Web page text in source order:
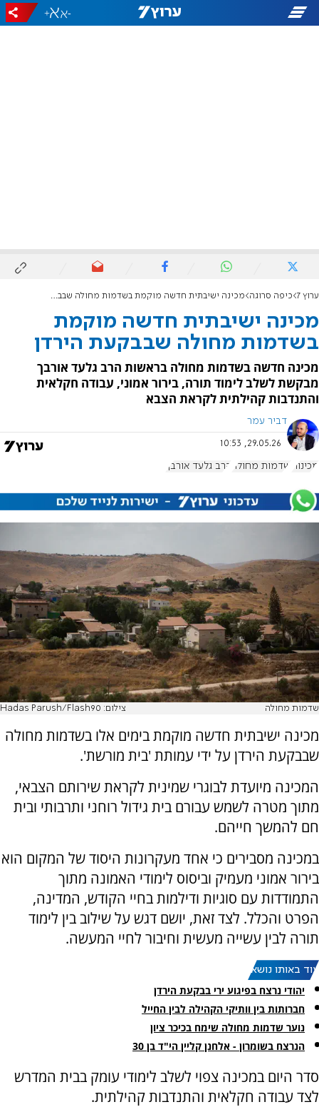
-
+
ערוץ 7 כיפה סרוגה מכינה ישיבתית חדשה מוקמת בשדמות מחולה שבבקעת הירדן
מכינה ישיבתית חדשה מוקמת
בשדמות מחולה שבבקעת הירדן
מכינה חדשה בשדמות מחולה בראשות הרב גלעד אורבך
מבקשת לשלב לימוד תורה, בירור אמוני, עבודה חקלאית
והתנדבות קהילתית לקראת הצבא
דביר עמר
29.05.26, 10:53
מכינות שדמות מחולה הרב גלעד אורבך
שדמות מחולה צילום: Hadas Parush/Flash90
מכינה ישיבתית חדשה מוקמת בימים אלו בשדמות מחולה
שבבקעת הירדן על ידי עמותת 'בית מורשת'.
המכינה מיועדת לבוגרי שמינית לקראת שירותם הצבאי,
מתוך מטרה לשמש עבורם בית גידול רוחני ותרבותי ובית
חם להמשך חייהם.
במכינה מסבירים כי אחד מעקרונות היסוד של המקום הוא
בירור אמוני מעמיק וביסוס לימודי האמונה מתוך
התמודדות עם סוגיות ודילמות בחיי הקודש, המדינה,
הפרט והכלל. לצד זאת, יושם דגש על שילוב בין לימוד
תורה לבין עשייה מעשית וחיבור לחיי המעשה.
עוד באותו נושא:
יהודי נרצח בפיגוע ירי בבקעת הירדן
חברותות בין וותיקי הקהילה לבין החייל
נוער שדמות מחולה שימח בכיכר ציון
הנרצח בשומרון - אלחנן קליין הי"ד בן 30
סדר היום במכינה צפוי לשלב לימודי עומק בבית המדרש
לצד עבודה חקלאית והתנדבות קהילתית.